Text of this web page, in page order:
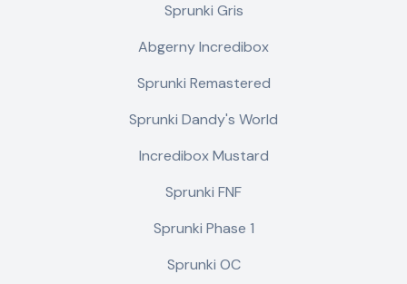
Sprunki Gris
Abgerny Incredibox
Sprunki Remastered
Sprunki Dandy's World
Incredibox Mustard
Sprunki FNF
Sprunki Phase 1
Sprunki OC